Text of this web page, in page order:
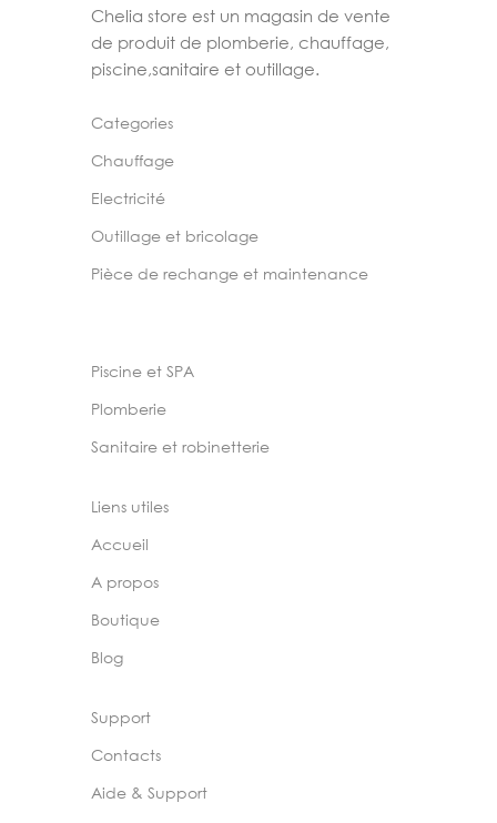
Chelia store est un magasin de vente
de produit de plomberie, chauffage,
piscine,sanitaire et outillage.
Categories
Chauffage
Electricité
Outillage et bricolage
Pièce de rechange et maintenance
Piscine et SPA
Plomberie
Sanitaire et robinetterie
Liens utiles
Accueil
A propos
Boutique
Blog
Support
Contacts
Aide & Support